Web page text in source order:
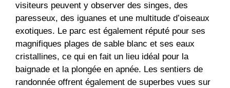
visiteurs peuvent y observer des singes, des
paresseux, des iguanes et une multitude d’oiseaux
exotiques. Le parc est également réputé pour ses
magnifiques plages de sable blanc et ses eaux
cristallines, ce qui en fait un lieu idéal pour la
baignade et la plongée en apnée. Les sentiers de
randonnée offrent également de superbes vues sur